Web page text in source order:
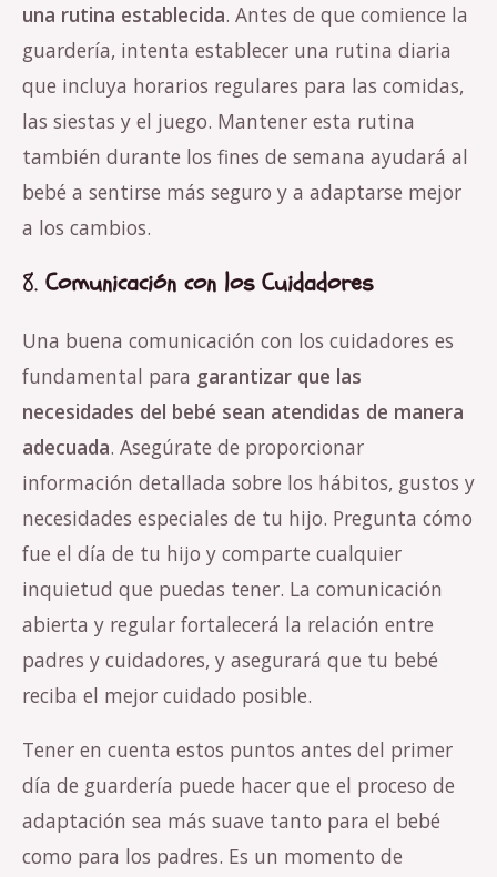
una rutina establecida. Antes de que comience la
guardería, intenta establecer una rutina diaria
que incluya horarios regulares para las comidas,
las siestas y el juego. Mantener esta rutina
también durante los fines de semana ayudará al
bebé a sentirse más seguro y a adaptarse mejor
a los cambios.
8. Comunicación con los Cuidadores
Una buena comunicación con los cuidadores es
fundamental para garantizar que las
necesidades del bebé sean atendidas de manera
adecuada. Asegúrate de proporcionar
información detallada sobre los hábitos, gustos y
necesidades especiales de tu hijo. Pregunta cómo
fue el día de tu hijo y comparte cualquier
inquietud que puedas tener. La comunicación
abierta y regular fortalecerá la relación entre
padres y cuidadores, y asegurará que tu bebé
reciba el mejor cuidado posible.
Tener en cuenta estos puntos antes del primer
día de guardería puede hacer que el proceso de
adaptación sea más suave tanto para el bebé
como para los padres. Es un momento de